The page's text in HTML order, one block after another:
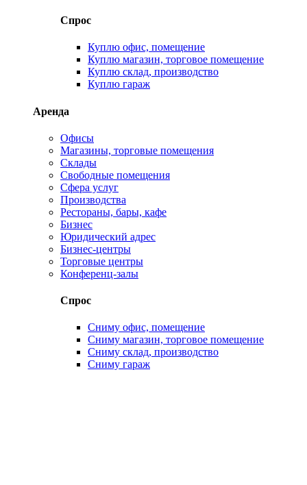
Спрос
Куплю офис, помещение
Куплю магазин, торговое помещение
Куплю склад, производство
Куплю гараж
Аренда
Офисы
Магазины, торговые помещения
Склады
Свободные помещения
Сфера услуг
Производства
Рестораны, бары, кафе
Бизнес
Юридический адрес
Бизнес-центры
Торговые центры
Конференц-залы
Спрос
Сниму офис, помещение
Сниму магазин, торговое помещение
Сниму склад, производство
Сниму гараж